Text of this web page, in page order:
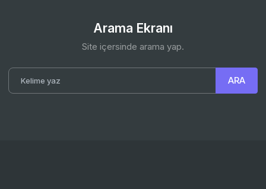
Arama Ekranı
Site içersinde arama yap.